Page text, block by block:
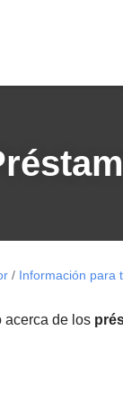
/ Información para
acerca de los